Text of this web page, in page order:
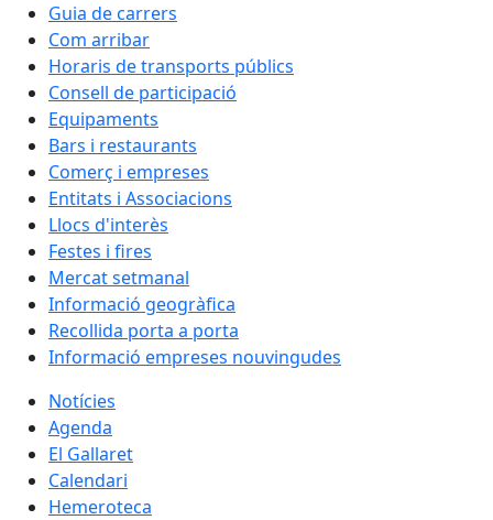
Guia de carrers
Com arribar
Horaris de transports públics
Consell de participació
Equipaments
Bars i restaurants
Comerç i empreses
Entitats i Associacions
Llocs d'interès
Festes i fires
Mercat setmanal
Informació geogràfica
Recollida porta a porta
Informació empreses nouvingudes
Notícies
Agenda
El Gallaret
Calendari
Hemeroteca